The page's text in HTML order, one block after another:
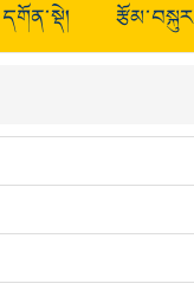
དགོན་སྡེ།